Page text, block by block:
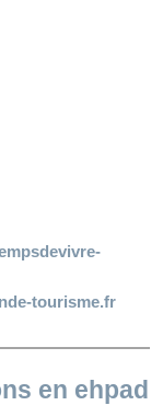
tourisme.fr
en ehpad